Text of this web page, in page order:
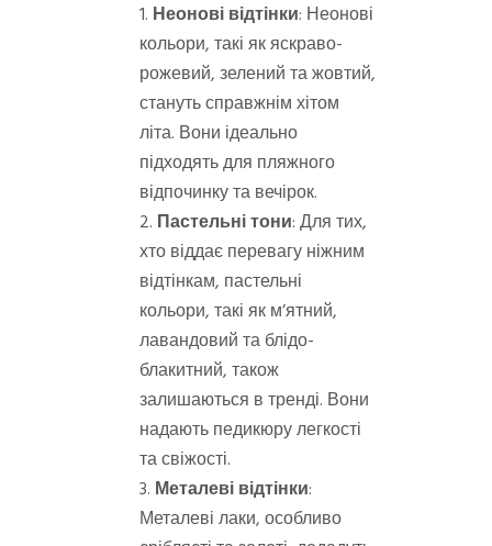
Неонові відтінки: Неонові
кольори, такі як яскраво-
рожевий, зелений та жовтий,
стануть справжнім хітом
літа. Вони ідеально
підходять для пляжного
відпочинку та вечірок.
Пастельні тони: Для тих,
хто віддає перевагу ніжним
відтінкам, пастельні
кольори, такі як м’ятний,
лавандовий та блідо-
блакитний, також
залишаються в тренді. Вони
надають педикюру легкості
та свіжості.
Металеві відтінки:
Металеві лаки, особливо